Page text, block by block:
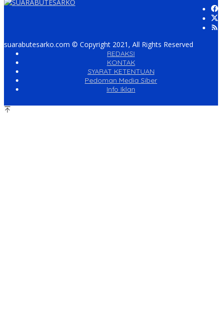
suarabutesarko.com © Copyright 2021, All Rights Reserved
REDAKSI
KONTAK
SYARAT KETENTUAN
Pedoman Media Siber
Info Iklan